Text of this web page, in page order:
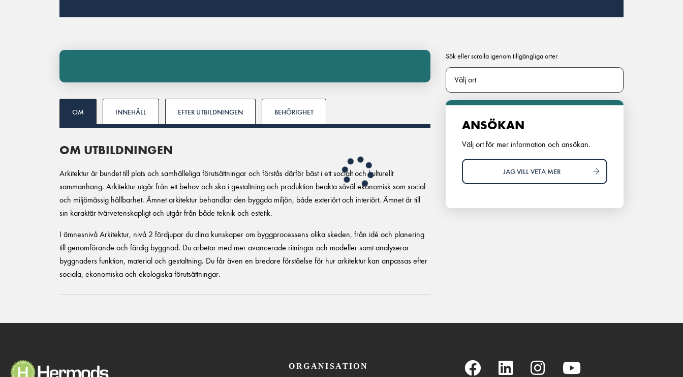
OM INNEHÅLL EFTER UTBILDNINGEN BEHÖRIGHET
OM UTBILDNINGEN
Arkitektur är bundet till plats och samhälleliga förutsättningar och förstås därför bäst i ett socialt och kulturellt
sammanhang. Arkitektur utgår från ett behov och ska i gestaltning och produktion beakta såväl ekonomisk som social
och miljömässig hållbarhet. Ämnet arkitektur behandlar den byggda miljön, både exteriört och interiört. Ämnet är till
sin karaktär tvärvetenskapligt och utgår från både teknik och estetik.
I ämnesnivå Arkitektur, nivå 2 fördjupar du dina kunskaper om byggprocessens olika skeden, från idé och planering
till genomförande och färdig byggnad. Du arbetar med mer avancerade ritningar och modeller samt analyserar
byggnaders funktion, material och gestaltning. Du får även en bredare förståelse för hur arkitektur kan anpassas efter
sociala, ekonomiska och ekologiska förutsättningar.
Sök eller scrolla igenom tillgängliga orter
ANSÖKAN
Välj ort för mer information och ansökan.
JAG VILL VETA MER
ORGANISATION